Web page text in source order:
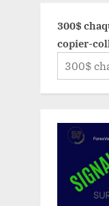
300$
copier-